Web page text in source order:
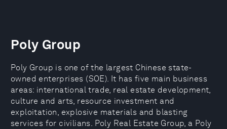
Poly Group
Poly Group is one of the largest Chinese state-
owned enterprises (SOE). It has five main business
areas: international trade, real estate development,
culture and arts, resource investment and
exploitation, explosive materials and blasting
services for civilians. Poly Real Estate Group, a Poly